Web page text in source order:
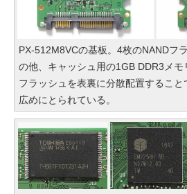
PX-512M8VCの基板。4枚のNANDフ
の他、キャッシュ用の1GB DDR3メ
フラッシュを表裏に分散配置するこ
広めにとられている。